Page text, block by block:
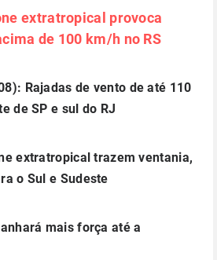
extratropical provoca
de 100 km/h no RS
Rajadas de vento de até 110
de SP e sul do RJ
extratropical trazem ventania,
o Sul e Sudeste
mais força até a